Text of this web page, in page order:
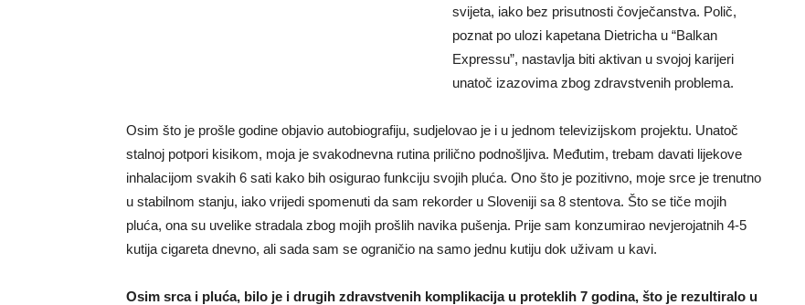
svijeta, iako bez prisutnosti čovječanstva. Polič,
poznat po ulozi kapetana Dietricha u “Balkan
Expressu”, nastavlja biti aktivan u svojoj karijeri
unatoč izazovima zbog zdravstvenih problema.
Osim što je prošle godine objavio autobiografiju, sudjelovao je i u jednom televizijskom projektu. Unatoč
stalnoj potpori kisikom, moja je svakodnevna rutina prilično podnošljiva. Međutim, trebam davati lijekove
inhalacijom svakih 6 sati kako bih osigurao funkciju svojih pluća. Ono što je pozitivno, moje srce je trenutno
u stabilnom stanju, iako vrijedi spomenuti da sam rekorder u Sloveniji sa 8 stentova. Što se tiče mojih
pluća, ona su uvelike stradala zbog mojih prošlih navika pušenja. Prije sam konzumirao nevjerojatnih 4-5
kutija cigareta dnevno, ali sada sam se ograničio na samo jednu kutiju dok uživam u kavi.
Osim srca i pluća, bilo je i drugih zdravstvenih komplikacija u proteklih 7 godina, što je rezultiralo u